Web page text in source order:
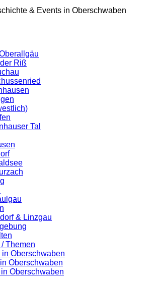
& Events in Oberschwaben
Riß
Tal
& Linzgau
Themen
in Oberschwaben
Oberschwaben
Oberschwaben